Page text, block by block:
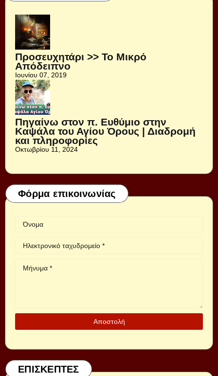
Προσευχητάρι >> Το Μικρό
Απόδειπνο
Ιουνίου 07, 2019
Πηγαίνω στον π. Ευθύμιο στην
Καψάλα του Αγίου Όρους | Διαδρομή
και πληροφορίες
Οκτωβρίου 11, 2024
Φόρμα επικοινωνίας
ΕΠΙΣΚΕΠΤΕΣ